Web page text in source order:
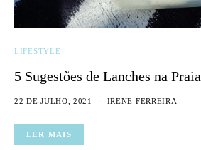
LIFESTYLE
5 Sugestões de Lanches na Praia
22 DE JULHO, 2021 IRENE FERREIRA
LER MAIS